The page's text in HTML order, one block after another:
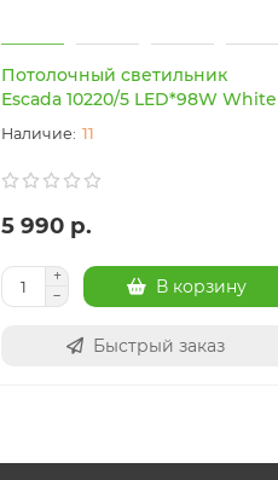
Потолочный светильник
Escada 10220/5 LED*98W White
11
5 990 р.
В корзину
Быстрый заказ